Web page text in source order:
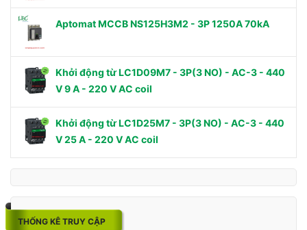
Aptomat MCCB NS125H3M2 - 3P 1250A 70kA
Khởi động từ LC1D09M7 - 3P(3 NO) - AC-3 - 440
V 9 A - 220 V AC coil
Khởi động từ LC1D25M7 - 3P(3 NO) - AC-3 - 440
V 25 A - 220 V AC coil
THỐNG KÊ TRUY CẬP